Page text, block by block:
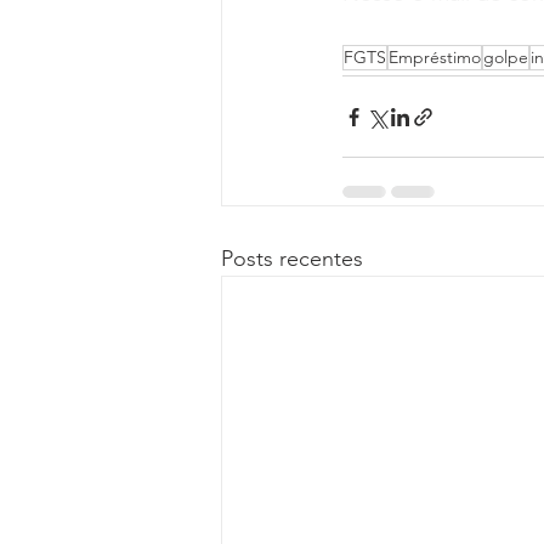
FGTS Empréstimogolpe
Posts recentes